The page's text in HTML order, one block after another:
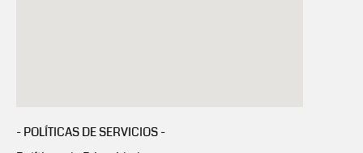
- POLÍTICAS DE SERVICIOS -